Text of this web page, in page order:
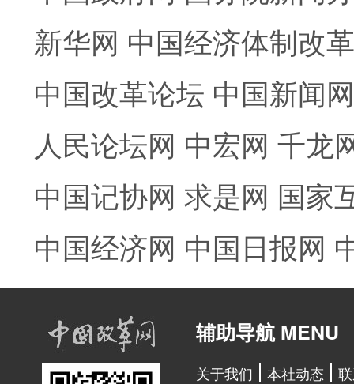
新华网 中国经济体制改
中国改革论坛 中国新闻网
人民论坛网 中宏网 千龙
中国记协网 求是网 国家
中国经济网 中国日报网
辅助导航 MENU
关于我们 本社动态